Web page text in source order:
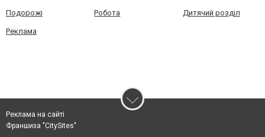
Подорожі Робота Дитячий розділ
Реклама
Реклама на сайті
Франшиза "CitySites"